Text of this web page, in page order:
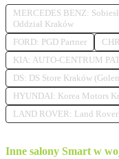
MERCEDES BENZ:
Oddział Kraków
FORD: PGD Partner
KIA: AUTO-CENTRUM
DS: DS Store Kraków
HYUNDAI: Korea Motors
LAND ROVER: Land
Inne salony Smart w